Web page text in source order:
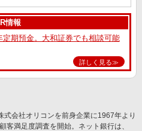
情報
期預金。大和証券でも相談可能
詳しく見る≫
式会社オリコンを前身企業に1967年より
客満足度調査を開始。ネット銀行は、